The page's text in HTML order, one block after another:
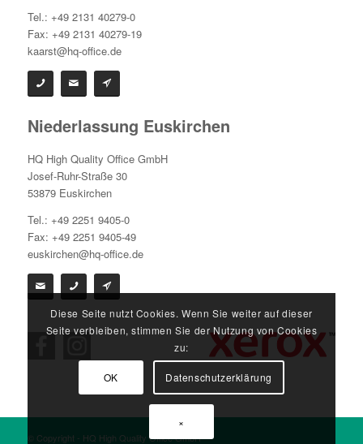
Tel.: +49 2131 40279-0
Fax: +49 2131 40279-19
kaarst@hq-office.de
Niederlassung Euskirchen
HQ High Quality Office GmbH
Josef-Ruhr-Straße 30
53879 Euskirchen
Tel.: +49 2251 9405-0
Fax: +49 2251 9405-49
euskirchen@hq-office.de
© Copyright - HQ High Quality Office GmbH
Diese Seite nutzt Cookies. Wenn Sie weiter auf dieser
Seite verbleiben, stimmen Sie der Nutzung von Cookies
zu:
OK Datenschutzerklärung
×